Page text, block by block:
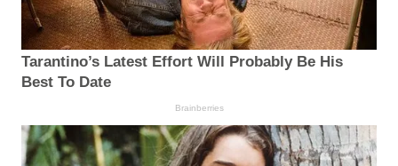
Tarantino’s Latest Effort Will Probably Be His
Best To Date
Brainberries